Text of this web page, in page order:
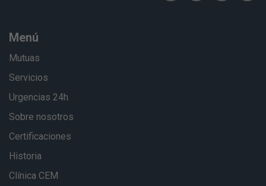
Menú
Mutuas
Servicios
Urgencias 24h
Sobre nosotros
Certificaciones
Historia
Clínica CEM